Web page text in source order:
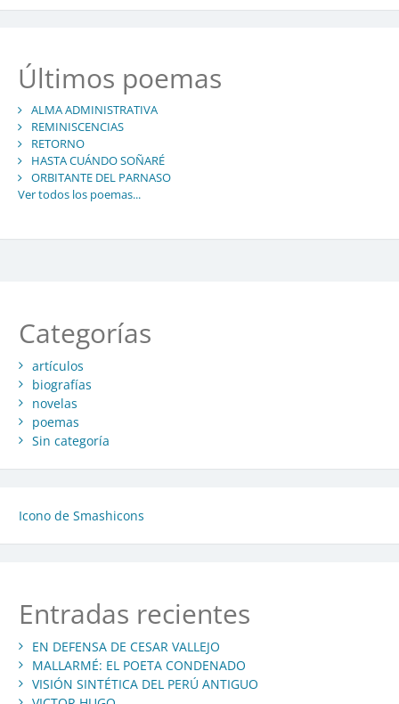
Últimos poemas
ALMA ADMINISTRATIVA
REMINISCENCIAS
RETORNO
HASTA CUÁNDO SOÑARÉ
ORBITANTE DEL PARNASO
Ver todos los poemas...
Categorías
artículos
biografías
novelas
poemas
Sin categoría
Icono de Smashicons
Entradas recientes
EN DEFENSA DE CESAR VALLEJO
MALLARMÉ: EL POETA CONDENADO
VISIÓN SINTÉTICA DEL PERÚ ANTIGUO